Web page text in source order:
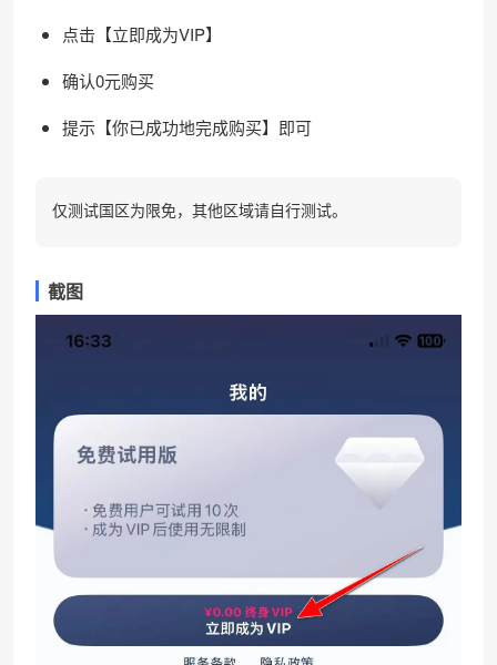
点击【立即成为VIP】
确认0元购买
提示【你已成功地完成购买】即可
仅测试国区为限免，其他区域请自行测试。
截图